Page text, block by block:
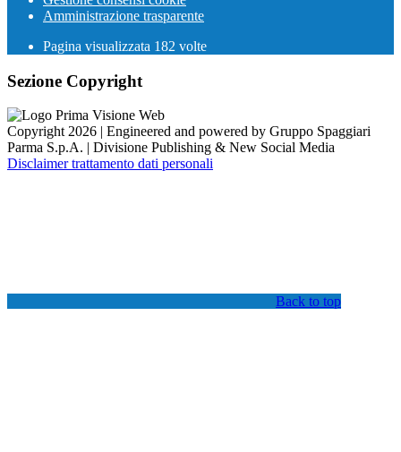
Amministrazione trasparente
Pagina visualizzata 182 volte
Sezione Copyright
Copyright 2026 | Engineered and powered by Gruppo Spaggiari
Parma S.p.A. | Divisione Publishing & New Social Media
Disclaimer trattamento dati personali
Back to top